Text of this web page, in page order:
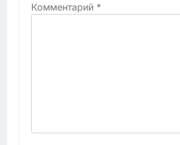
Комментарий *